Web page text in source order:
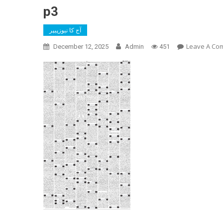
p3
آج کا نیوزپیپر
December 12, 2025 Admin 451 Leave A